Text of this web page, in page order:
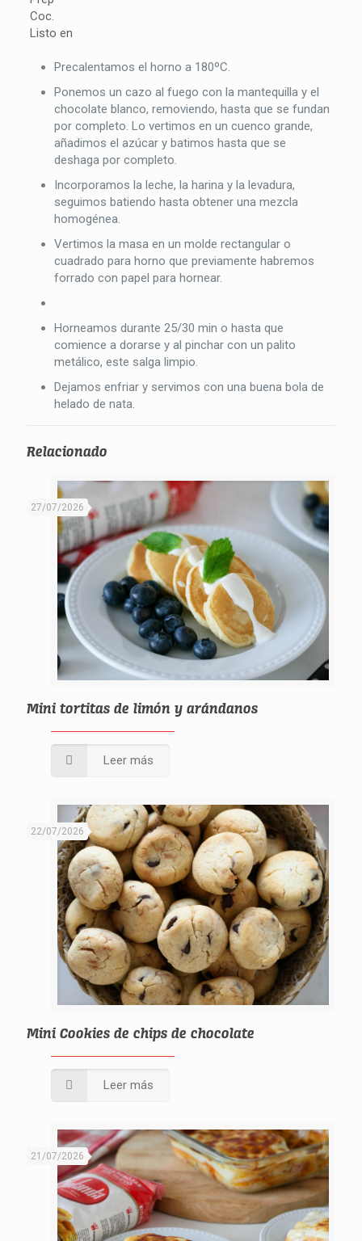
Coc.
Listo en
Precalentamos el horno a 180ºC.
Ponemos un cazo al fuego con la mantequilla y el
chocolate blanco, removiendo, hasta que se fundan
por completo. Lo vertimos en un cuenco grande,
añadimos el azúcar y batimos hasta que se
deshaga por completo.
Incorporamos la leche, la harina y la levadura,
seguimos batiendo hasta obtener una mezcla
homogénea.
Vertimos la masa en un molde rectangular o
cuadrado para horno que previamente habremos
forrado con papel para hornear.
Horneamos durante 25/30 min o hasta que
comience a dorarse y al pinchar con un palito
metálico, este salga limpio.
Dejamos enfriar y servimos con una buena bola de
helado de nata.
Relacionado
27/07/2026
Mini tortitas de limón y arándanos
Leer más
22/07/2026
Mini Cookies de chips de chocolate
Leer más
21/07/2026